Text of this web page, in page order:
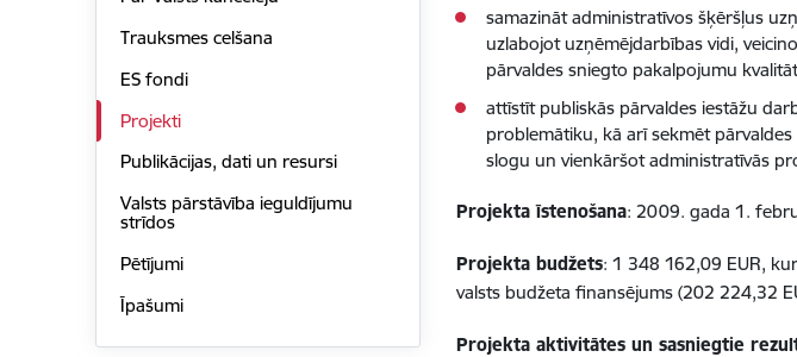
Trauksmes celšana
ES fondi
Projekti
Publikācijas, dati un resursi
Valsts pārstāvība ieguldījumu
strīdos
Pētījumi
Īpašumi
samazināt administratīvos šķēršļus
uzlabojot uzņēmējdarbības vidi,
pārvaldes sniegto pakalpojumu
attīstīt publiskās pārvaldes iestāžu
problemātiku, kā arī sekmēt
slogu un vienkāršot administratīvās
Projekta īstenošana: 2009. gada 1.
Projekta budžets: 1 348 162,09 EUR,
valsts budžeta finansējums (202 224,32
Projekta aktivitātes un sasniegtie